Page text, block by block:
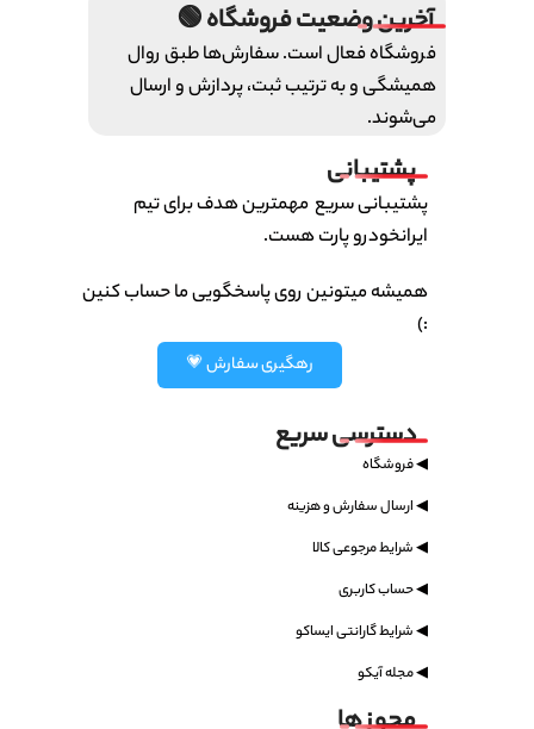
آخرین وضعیت فروشگاه 🟢
فروشگاه فعال است. سفارش‌ها طبق روال
همیشگی و به ترتیب ثبت، پردازش و ارسال
می‌شوند.
پشتیبانی
پشتیبانی سریع مهمترین هدف برای تیم
ایرانخودرو پارت هست.
همیشه میتونین روی پاسخگویی ما حساب کنین
:)
رهگیری سفارش 💗
دسترسی سریع
◀ فروشگاه
◀ ارسال سفارش و هزینه
◀ شرایط مرجوعی کالا
◀ حساب کاربری
◀ شرایط گارانتی ایساکو
◀ مجله آیکو